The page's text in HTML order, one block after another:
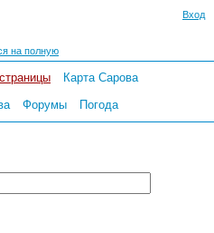
Вход
на полную
Карта Сарова
Форумы Погода